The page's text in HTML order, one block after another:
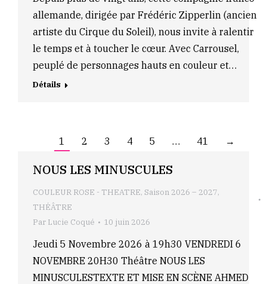
allemande, dirigée par Frédéric Zipperlin (ancien
artiste du Cirque du Soleil), nous invite à ralentir
le temps et à toucher le cœur. Avec Carrousel,
peuplé de personnages hauts en couleur et…
Détails
1 2 3 4 5 … 41 →
NOUS LES MINUSCULES
COULEUR ROSE - THEATRE, Saison 2026 – 2027,
THÉÂTRE
Par Lucie Coqué 10 juin 2026
Jeudi 5 Novembre 2026 à 19h30 VENDREDI 6
NOVEMBRE 20H30 Théâtre NOUS LES
MINUSCULESTEXTE ET MISE EN SCÈNE AHMED